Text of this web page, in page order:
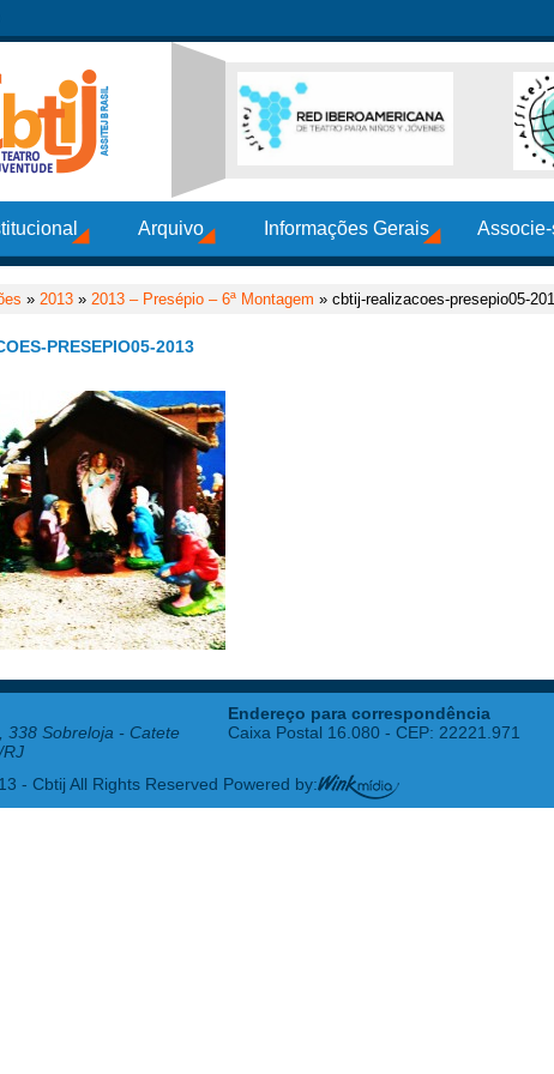
Arquivo Informações Gerais
» 2013 » 2013 – Presépio – 6ª Montagem » cbtij-realizacoes-presepio05-
PRESEPIO05-2013
338 Sobreloja - Catete
Endereço para correspondência
Caixa Postal 16.080 - CEP: 22221.971
- Cbtij All Rights Reserved Powered by: